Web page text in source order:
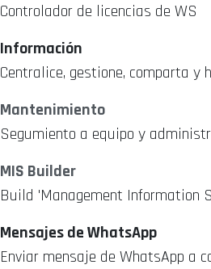
Controlador de licencias de WS
Información
Centralice, gestione, comparta y
Mantenimiento
Segumiento a equipo y
MIS Builder
Build 'Management Information
Mensajes de WhatsApp
Enviar mensaje de WhatsApp a